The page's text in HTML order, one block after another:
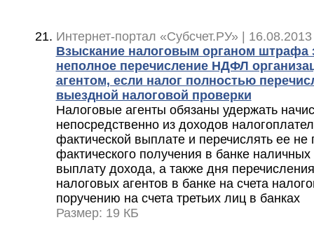
Интернет-портал «Субсчет.РУ» |
Взыскание налоговым органом штрафа
неполное перечисление НДФЛ
агентом, если налог полностью
выездной налоговой проверки
Налоговые агенты обязаны удержать
непосредственно из доходов
фактической выплате и перечислять ее не
фактического получения в банке
выплату дохода, а также дня
налоговых агентов в банке на счета
поручению на счета третьих лиц в банках
Размер: 19 КБ